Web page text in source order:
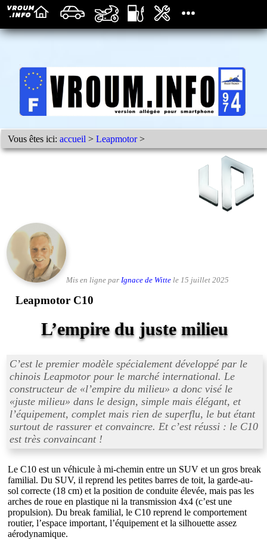
Vous êtes ici:accueil >Leapmotor>
Mis en ligne par Ignace de Witte le 15 juillet 2025
Leapmotor C10
L’empire du juste milieu
C’est le premier modèle spécialement développé par le
chinois Leapmotor pour le marché international. Le
constructeur de «l’empire du milieu» a donc visé le
«juste milieu» dans le design, simple mais élégant, et
l’équipement, complet mais rien de superflu, le but étant
surtout de rassurer et convaincre. Et c’est réussi : le C10
est très convaincant !
Le C10 est un véhicule à mi-chemin entre un SUV et un gros break
familial. Du SUV, il reprend les petites barres de toit, la garde-au-
sol correcte (18 cm) et la position de conduite élevée, mais pas les
arches de roue en plastique ni la transmission 4x4 (c’est une
propulsion). Du break familial, le C10 reprend le comportement
routier, l’espace important, l’équipement et la silhouette assez
aérodynamique.